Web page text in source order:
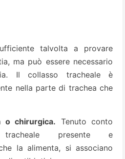
talvolta a provare
ma può essere necessario
Il collasso tracheale è
nella parte di trachea che
o chirurgica. Tenuto conto
tracheale presente e
la alimenta, si associano